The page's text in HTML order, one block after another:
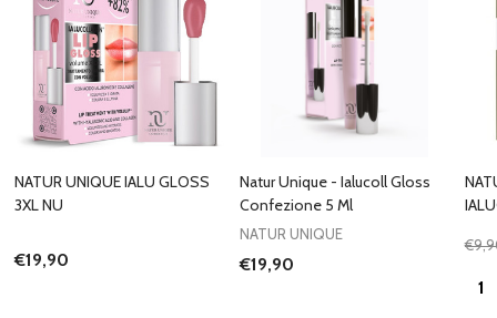
NATUR UNIQUE IALU GLOSS
3XL NU
€19,90
Natur Unique - Ialucoll Gloss
Confezione 5 Ml
NATUR UNIQUE
€19,90